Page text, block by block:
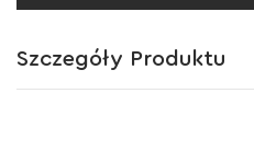
Szczegóły Produktu